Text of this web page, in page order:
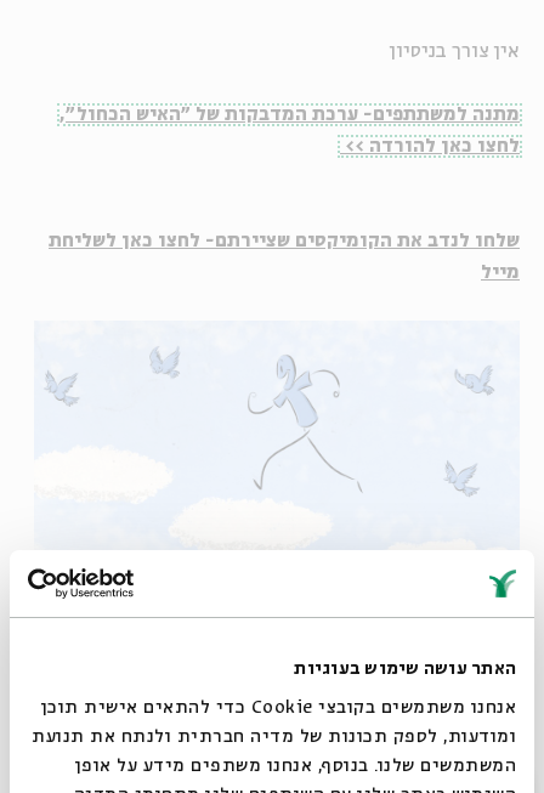
האתר עושה שימוש בעוגיות
אנחנו משתמשים בקובצי Cookie כדי להתאים אישית תוכן
ומודעות, לספק תכונות של מדיה חברתית ולנתח את תנועת
המשתמשים שלנו. בנוסף, אנחנו משתפים מידע על אופן
אין צורך בניסיון
מתנה למשתתפים- ערכת המדבקות של "האיש הכחול",
לחצו כאן להורדה >>
שלחו לנדב את הקומיקסים שציירתם- לחצו כאן לשליחת
מייל
סגור